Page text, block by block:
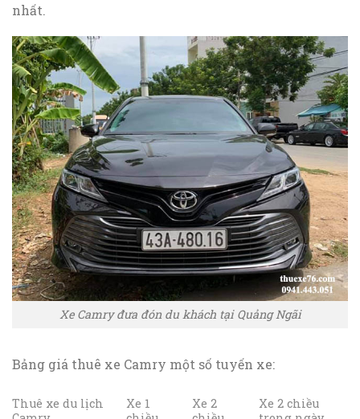
nhất.
Xe Camry đưa đón du khách tại Quảng Ngãi
Bảng giá thuê xe Camry một số tuyến xe:
Thuê xe du lịch
Xe 1
Xe 2
Xe 2 chiều